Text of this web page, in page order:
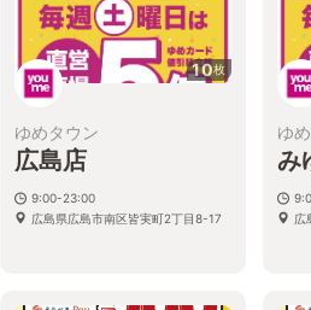
10枚
ゆめタウン
広島店
9:00-23:00
広島県広島市南区皆実町2丁目8-17
ゆ
み
広